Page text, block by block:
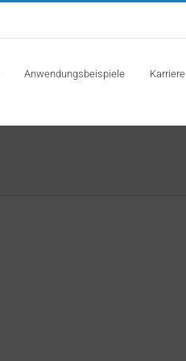
Anwendungsbeispiele Karriere